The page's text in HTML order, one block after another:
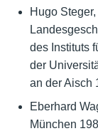
Hugo
des Instituts
der
an der Aisch
Eberhard
München